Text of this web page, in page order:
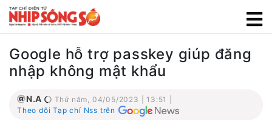
Google hỗ trợ passkey giúp đăng
nhập không mật khẩu
N.A
Thứ năm, 04/05/2023 | 13:51 |
Theo dõi Tạp chí Nss trên